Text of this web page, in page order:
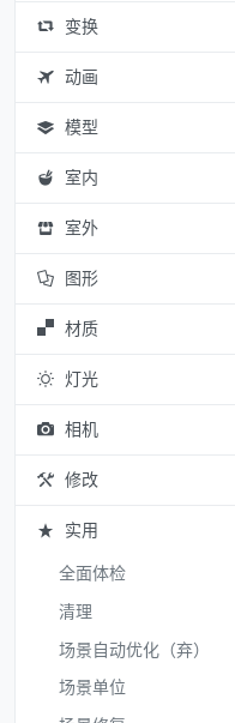
变换
动画
模型
室内
室外
图形
材质
灯光
相机
修改
实用
全面体检
清理
场景自动优化（弃）
场景单位